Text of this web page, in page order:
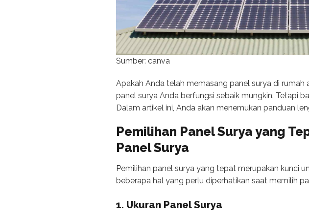
Sumber: canva
Apakah Anda telah memasang panel surya di
panel surya Anda berfungsi sebaik mungkin. Tetapi
Dalam artikel ini, Anda akan menemukan panduan
Pemilihan Panel Surya yang
Panel Surya
Pemilihan panel surya yang tepat merupakan kunci
beberapa hal yang perlu diperhatikan saat memilih
1. Ukuran Panel Surya